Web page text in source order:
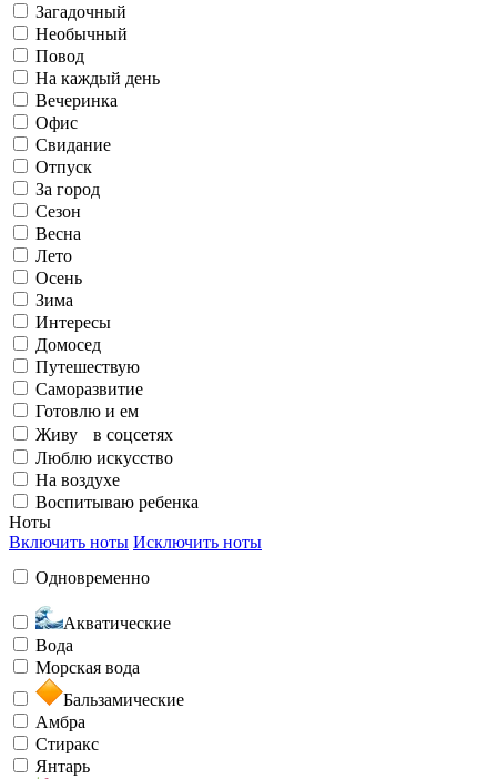
Флиртую
Рефлексирую
Излучаю счастье
Заряжен на успех
Любить и быть любимой
Сексуальный
Спортивный
Элегантный
Бунтарский
Загадочный
Необычный
Отпуск
За город
Зима
Живу в соцсетях
Люблю искусство
На воздухе
Воспитываю ребенка
Загадочный
Необычный
Повод
На каждый день
Вечеринка
Офис
Свидание
Отпуск
За город
Сезон
Весна
Лето
Осень
Зима
Интересы
Домосед
Путешествую
Саморазвитие
Готовлю и ем
Живу в соцсетях
Люблю искусство
На воздухе
Воспитываю ребенка
Ноты
Включить ноты Исключить ноты
Одновременно
Акватические
Вода
Морская вода
Бальзамические
Амбра
Стиракс
Янтарь